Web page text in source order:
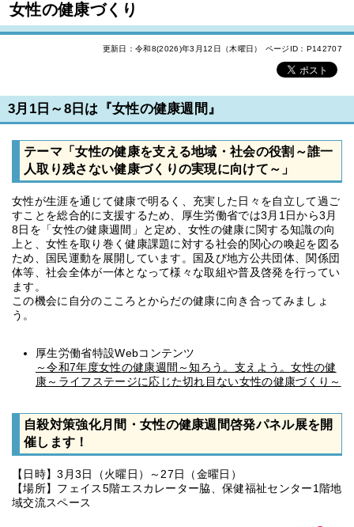
女性の健康づくり
更新日：令和8(2026)年3月12日（木曜日） ページID：P142707
3月1日～8日は『女性の健康週間』
テーマ「女性の健康を支える地域・社会の役割～誰一
人取り残さない健康づくりの実現に向けて～」
女性が生涯を通じて健康で明るく、充実した日々を自立して過ご
すことを総合的に支援するため、厚生労働省では3月1日から3月
8日を「女性の健康週間」と定め、女性の健康に関する知識の向
上と、女性を取り巻く健康課題に対する社会的関心の喚起を図る
ため、国民運動を展開しています。国及び地方公共団体、関係団
体等、社会全体が一体となって様々な取組や普及啓発を行ってい
ます。
この機会に自分のこころとからだの健康に向き合ってみましょ
う。
厚生労働省特設Webコンテンツ
～令和7年度女性の健康週間～知ろう。支えよう。女性の健
康～ライフステージに応じた切れ目ない女性の健康づくり～
自殺対策強化月間・女性の健康週間啓発パネル展を開
催します！
【日時】3月3日（火曜日）～27日（金曜日）
【場所】フェイス5階エスカレーター脇、保健福祉センター1階地
域交流スペース